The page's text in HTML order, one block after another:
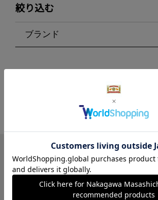
絞り込む
ブランド
LINE Instagram X Facebook